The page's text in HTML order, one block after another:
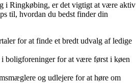
i Ringkøbing, er det vigtigt at være aktiv
til, hvordan du bedst finder din
for at finde et bredt udvalg af ledige
boligforeninger for at være først i køen
og udlejere for at høre om